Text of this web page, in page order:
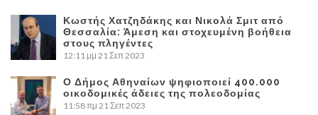
Κωστής Χατζηδάκης και Νικολά Σμιτ από
Θεσσαλία: Άμεση και στοχευμένη βοήθεια
στους πληγέντες
12:11 μμ 21 Σεπ 2023
Ο Δήμος Αθηναίων ψηφιοποιεί 400.000
οικοδομικές άδειες της πολεοδομίας
11:58 πμ 21 Σεπ 2023